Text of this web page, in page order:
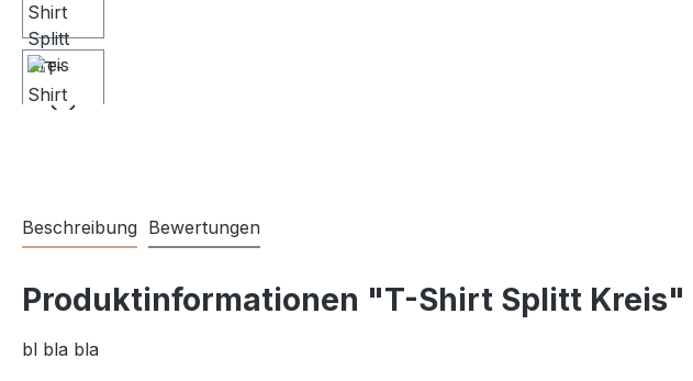
Beschreibung Bewertungen
Produktinformationen "T-Shirt Splitt Kreis"
bl bla bla